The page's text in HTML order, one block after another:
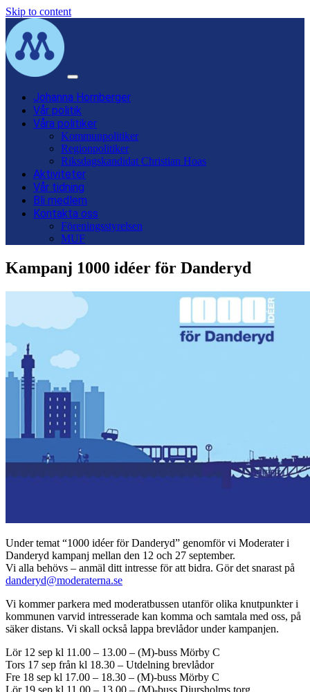
Skip to content
Main
Navigation
Johanna Hornberger
Vår politik
Våra politiker
Kommunpolitiker
Regionpolitiker
Riksdagskandidat Christian Hoas
Aktiviteter
Vår tidning
Bli medlem
Kontakta oss
Föreningsstyrelsen
MUF
Kampanj 1000 idéer för Danderyd
Under temat “1000 idéer för Danderyd” genomför vi Moderater i
Danderyd kampanj mellan den 12 och 27 september.
Vi alla behövs – anmäl ditt intresse för att bidra. Gör det snarast på
danderyd@moderaterna.se
Vi kommer parkera med moderatbussen utanför olika knutpunkter i
kommunen varvid intresserade kan komma och samtala med oss, på
säker distans. Vi skall också lappa brevlådor under kampanjen.
Lör 12 sep kl 11.00 – 13.00 – (M)-buss Mörby C
Tors 17 sep från kl 18.30 – Utdelning brevlådor
Fre 18 sep kl 17.00 – 18.30 – (M)-buss Mörby C
Lör 19 sep kl 11.00 – 13.00 – (M)-buss Djursholms torg